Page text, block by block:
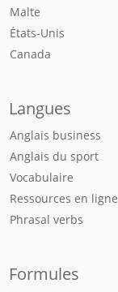
Malte
États-Unis
Canada
Langues
Anglais business
Anglais du sport
Vocabulaire
Ressources en ligne
Phrasal verbs
Formules